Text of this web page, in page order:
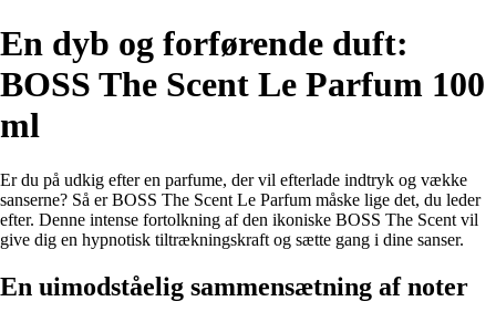
En dyb og forførende duft:
BOSS The Scent Le Parfum 100
ml
Er du på udkig efter en parfume, der vil efterlade indtryk og vække
sanserne? Så er BOSS The Scent Le Parfum måske lige det, du leder
efter. Denne intense fortolkning af den ikoniske BOSS The Scent vil
give dig en hypnotisk tiltrækningskraft og sætte gang i dine sanser.
En uimodståelig sammensætning af noter